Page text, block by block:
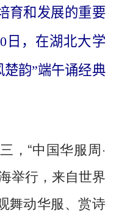
育和发展的重要
日，在湖北大学
楚韵”端午诵经典
“中国华服周·
举行，来自世界
舞动华服、赏诗